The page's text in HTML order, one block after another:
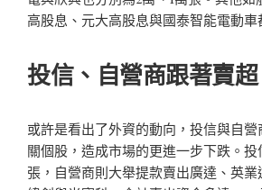
高股息、元大高股息與國泰智能電動車
投信、自營商跟著賣超
或許是看出了外資的動向，投信與自
關個股，造成市場的更進一步下跌。投
張，自營商則大舉提款賣出廣達、英業